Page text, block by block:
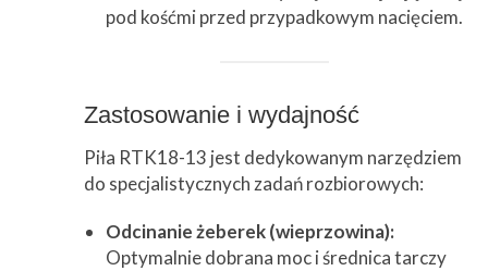
pod kośćmi przed przypadkowym nacięciem.
Zastosowanie i wydajność
Piła RTK18-13 jest dedykowanym narzędziem
do specjalistycznych zadań rozbiorowych:
Odcinanie żeberek (wieprzowina):
Optymalnie dobrana moc i średnica tarczy